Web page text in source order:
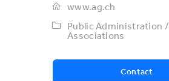
www.ag.ch
Public Administration /
Associations
Contact